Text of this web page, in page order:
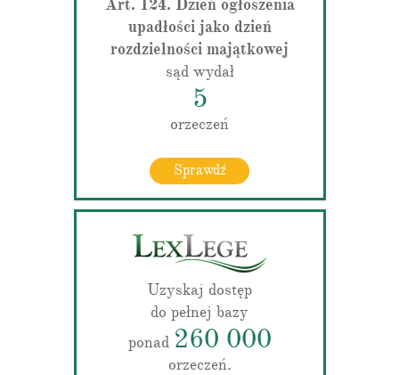
Art. 124. Dzień ogłoszenia
upadłości jako dzień
rozdzielności majątkowej
sąd wydał
5
orzeczeń
Sprawdź
Uzyskaj dostęp
do pełnej bazy
ponad 260 000
orzeczeń.